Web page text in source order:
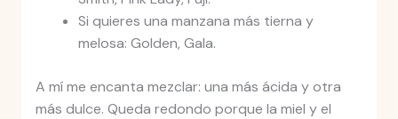
Si quieres una manzana más tierna y
melosa: Golden, Gala.
A mí me encanta mezclar: una más ácida y otra
más dulce. Queda redondo porque la miel y el